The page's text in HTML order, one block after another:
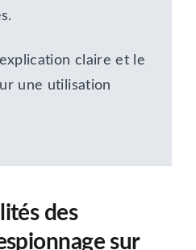
claire et le
une utilisation
des
sur